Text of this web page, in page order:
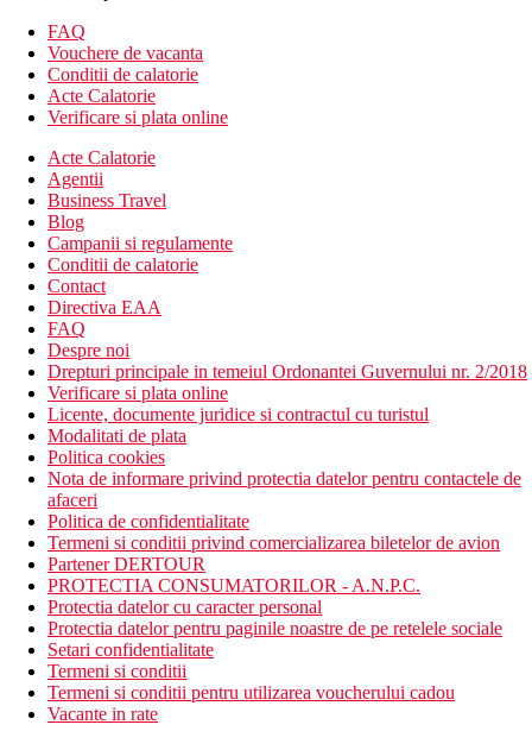
filter de cafea
Descrierea hotelului
hol de intrare cu receptie
restaurantul principal
bar
piscina (sezlonguri si umbrele gratuite)
Wi-Fi in intreaga statiune (gratuit)
magazin cu suveniruri
Descrierea plajei
nisipos
sezlonguri si umbrele gratuite
Activitati gratuite
programe de seara
fitness
volei
tenis de masa
badminton
Activitati contra cost
centru SPA
masaje
biliard
centru de scufundari (certificare PADI)
windsurfing
Mesele incluse
Demipensiune: mic dejun si cina tip bufet
Mese contra cost
All Inclusive: 11.00 - 00.00, include bufet de mic dejun,
pranz si cina, gustari usoare in timpul zilei. Cantitate
nelimitata de bauturi nealcoolice imbuteliate si bauturi
FAQ
Vouchere de vacanta
Conditii de calatorie
Acte Calatorie
Verificare si plata online
Acte Calatorie
Agentii
Business Travel
Blog
Campanii si regulamente
Conditii de calatorie
Contact
Directiva EAA
FAQ
Despre noi
Drepturi principale in temeiul Ordonantei Guvernului nr. 2/2018
Verificare si plata online
Licente, documente juridice si contractul cu turistul
Modalitati de plata
Politica cookies
Nota de informare privind protectia datelor pentru contactele de
afaceri
Politica de confidentialitate
Termeni si conditii privind comercializarea biletelor de avion
Partener DERTOUR
PROTECTIA CONSUMATORILOR - A.N.P.C.
Protectia datelor cu caracter personal
Protectia datelor pentru paginile noastre de pe retelele sociale
Setari confidentialitate
Termeni si conditii
Termeni si conditii pentru utilizarea voucherului cadou
Vacante in rate